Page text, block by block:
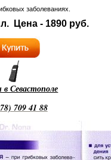
заболеваниях.
Цена - 1890 руб.
в Севастополе
709 41 88